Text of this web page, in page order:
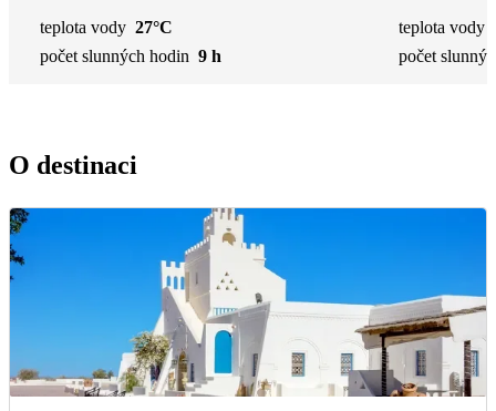
teplota vody 27°C
počet slunných hodin 9 h
teplota vody
počet
O destinaci